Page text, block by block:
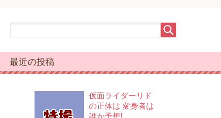
最近の投稿
仮面ライダーリド
の正体は 変身者は